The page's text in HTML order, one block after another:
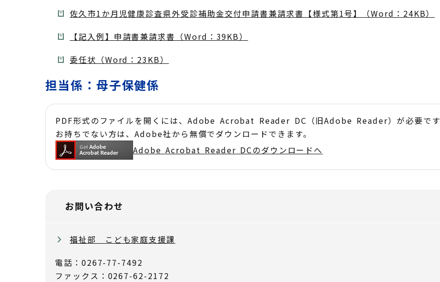
佐久市1か月児健康診査県外受診補助金交付申請書兼請求書【様式第1号】（Word：24KB）
【記入例】申請書兼請求書（Word：39KB）
委任状（Word：23KB）
担当係：母子保健係
PDF形式のファイルを開くには、Adobe Acrobat Reader DC（旧Adobe Reader）が必要で
お持ちでない方は、Adobe社から無償でダウンロードできます。
Adobe Acrobat Reader DCのダウンロードへ
お問い合わせ
福祉部 こども家庭支援課
電話：0267-77-7492
ファックス：0267-62-2172